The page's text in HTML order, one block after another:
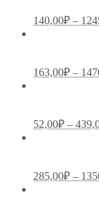
140,00₽ –
163,00₽ –
52,00₽ –
285,00₽ –